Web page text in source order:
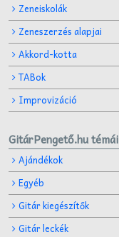
Zeneiskolák
Zeneszerzés alapjai
Akkord-kotta
TABok
Improvizáció
GitárPengető.hu témái
Ajándékok
Egyéb
Gitár kiegészítők
Gitár leckék